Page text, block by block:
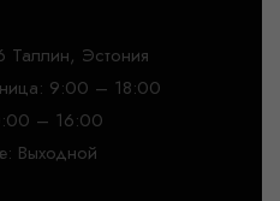
Таллин, Эстония
9:00 – 18:00
– 16:00
Выходной